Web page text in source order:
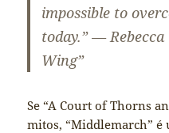
impossible to
today.” —
Wing”
Se “A Court of Thorns
mitos, “Middlemarch”